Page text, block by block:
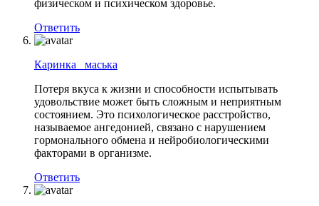
физическом и психическом здоровье.
Ответить
Каринка _маська
Потеря вкуса к жизни и способности испытывать
удовольствие может быть сложным и неприятным
состоянием. Это психологическое расстройство,
называемое ангедонией, связано с нарушением
гормонального обмена и нейробиологическими
факторами в организме.
Ответить